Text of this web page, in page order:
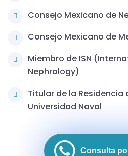
Consejo Mexicano de
Consejo Mexicano de
Miembro de ISN
Nephrology)
Titular de la Residencia
Universidad Naval
Consulta